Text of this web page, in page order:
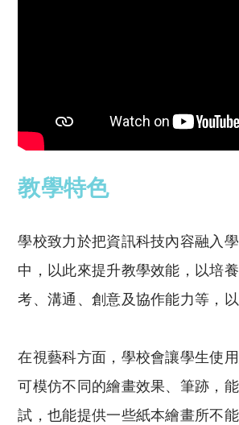
教學特色
學校致力於把資訊科技內容融入
中，以此來提升教學效能，以培
考、溝通、創意及協作能力等，以
在視藝科方面，學校會讓學生使
可模仿不同的繪畫效果、筆跡，
試，也能提供一些紙本繪畫所不